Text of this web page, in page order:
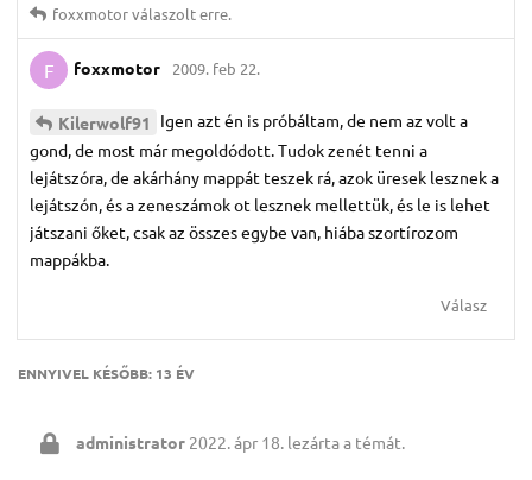
foxxmotorválaszolt erre.
F foxxmotor 2009. feb 22.
Kilerwolf91
Igen azt én is próbáltam, de nem az volt a
gond, de most már megoldódott. Tudok zenét tenni a
lejátszóra, de akárhány mappát teszek rá, azok üresek lesznek a
lejátszón, és a zeneszámok ot lesznek mellettük, és le is lehet
játszani őket, csak az összes egybe van, hiába szortírozom
mappákba.
Válasz
ENNYIVEL KÉSŐBB: 13 ÉV
administrator 2022. ápr 18. lezárta a témát.